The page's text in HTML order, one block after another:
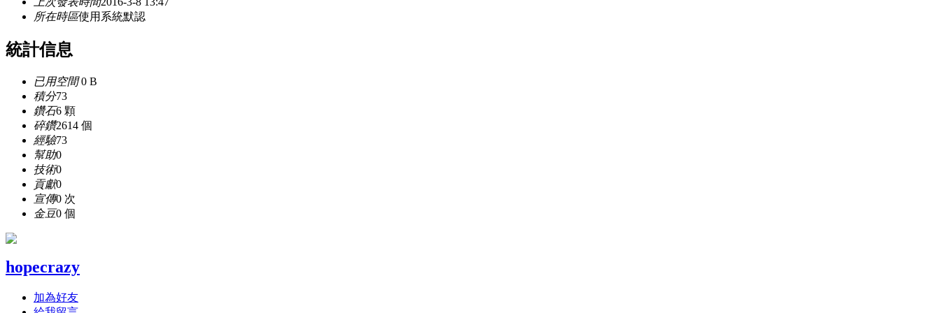
所在時區使用系統默認
統計信息
已用空間0 B
積分73
鑽石6 顆
碎鑽2614 個
經驗73
幫助0
技術0
貢獻0
宣傳0 次
金豆0 個
hopecrazy
加為好友